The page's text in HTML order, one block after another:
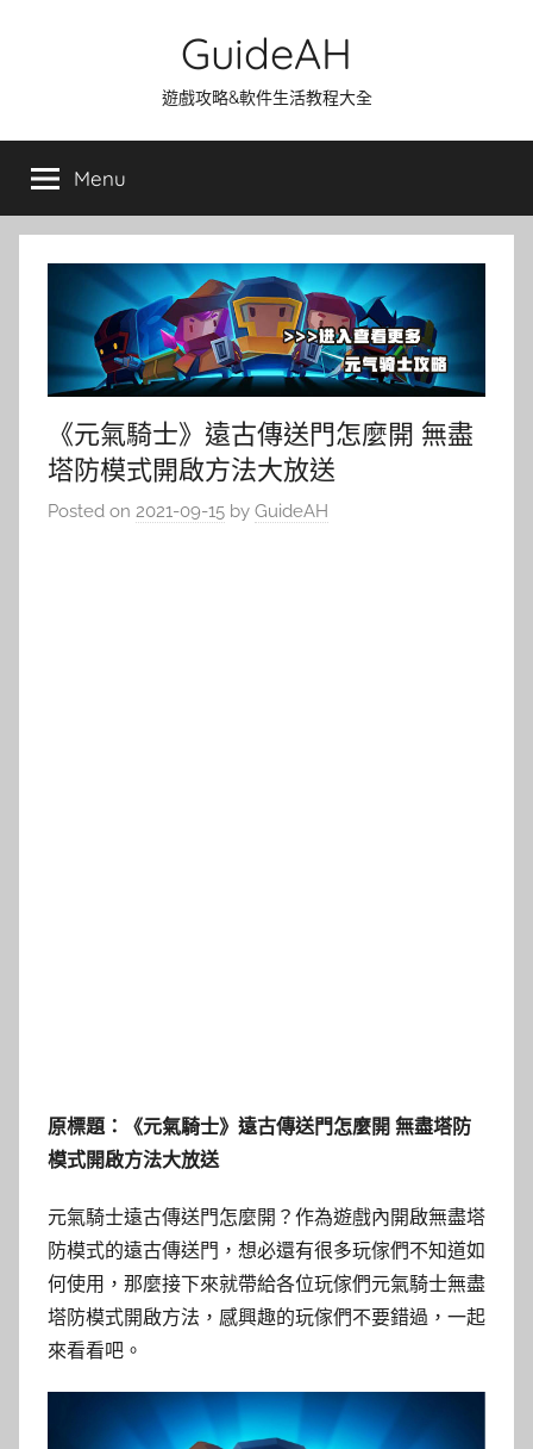
GuideAH
遊戲攻略&軟件生活教程大全
Menu
《元氣騎士》遠古傳送門怎麼開 無盡
塔防模式開啟方法大放送
Posted on 2021-09-15 by GuideAH
原標題：《元氣騎士》遠古傳送門怎麼開 無盡塔防
模式開啟方法大放送
元氣騎士遠古傳送門怎麼開？作為遊戲內開啟無盡塔
防模式的遠古傳送門，想必還有很多玩傢們不知道如
何使用，那麼接下來就帶給各位玩傢們元氣騎士無盡
塔防模式開啟方法，感興趣的玩傢們不要錯過，一起
來看看吧。